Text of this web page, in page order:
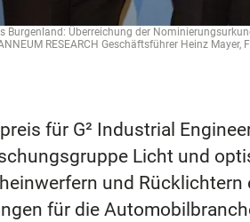
Burgenland: Überreichung der
RESEARCH Geschäftsführer Heinz
für G² Industrial
Licht und
und
für die